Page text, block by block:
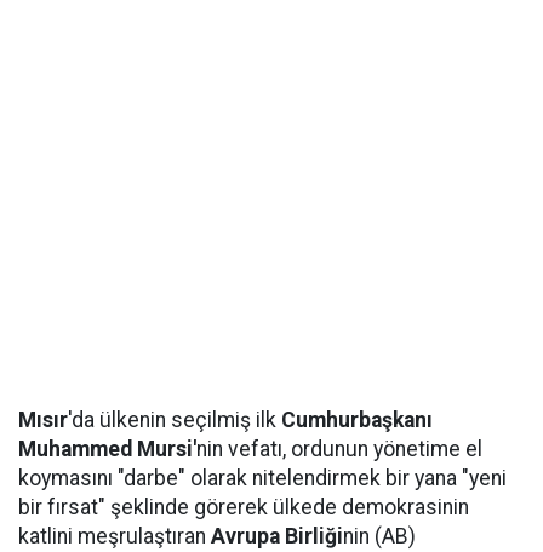
Mısır'da ülkenin seçilmiş ilk Cumhurbaşkanı
Muhammed Mursi'nin vefatı, ordunun yönetime el
koymasını "darbe" olarak nitelendirmek bir yana "yeni
bir fırsat" şeklinde görerek ülkede demokrasinin
katlini meşrulaştıran Avrupa Birliğinin (AB)